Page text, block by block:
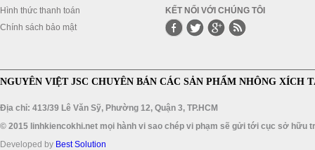
Hình thức thanh toán
Chính sách bảo mật
KẾT NỐI VỚI CHÚNG TÔI
NGUYÊN VIỆT JSC CHUYÊN BÁN CÁC SẢN PHẨM NHÔNG XÍCH
Địa chỉ: 413/39 Lê Văn Sỹ, Phường 12, Quận 3, TP.HCM
© 2015 linhkiencokhi.net mọi hành vi sao chép vi phạm sẽ gửi tới cục sở hữu
Developed by Best Solution